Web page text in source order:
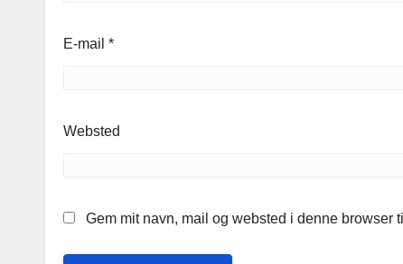
E-mail *
Websted
Gem mit navn, mail og websted i denne browser